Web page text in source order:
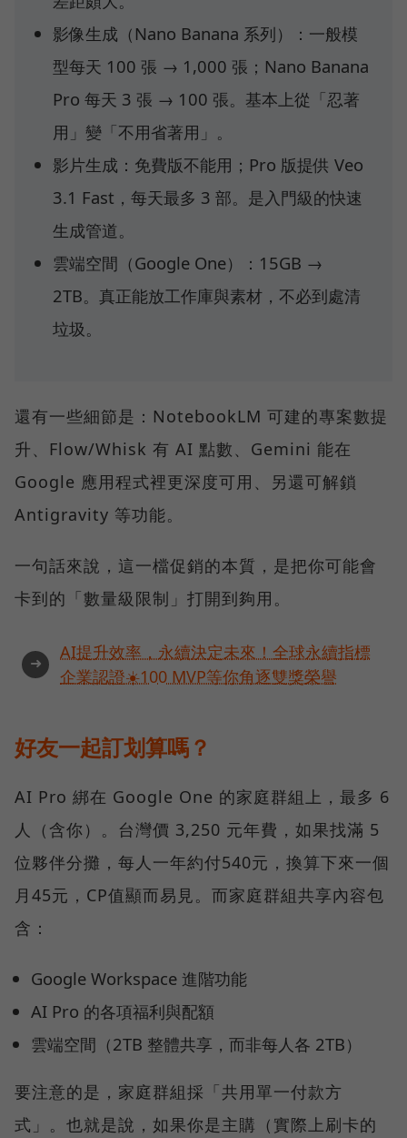
影像生成（Nano Banana 系列）：一般模
型每天 100 張 → 1,000 張；Nano Banana
Pro 每天 3 張 → 100 張。基本上從「忍著
用」變「不用省著用」。
影片生成：免費版不能用；Pro 版提供 Veo
3.1 Fast，每天最多 3 部。是入門級的快速
生成管道。
雲端空間（Google One）：15GB →
2TB。真正能放工作庫與素材，不必到處清
垃圾。
還有一些細節是：NotebookLM 可建的專案數提
升、Flow/Whisk 有 AI 點數、Gemini 能在
Google 應用程式裡更深度可用、另還可解鎖
Antigravity 等功能。
一句話來說，這一檔促銷的本質，是把你可能會
卡到的「數量級限制」打開到夠用。
➜
AI提升效率，永續決定未來！全球永續指標
企業認證☀️100 MVP等你角逐雙獎榮譽
好友一起訂划算嗎？
AI Pro 綁在 Google One 的家庭群組上，最多 6
人（含你）。台灣價 3,250 元年費，如果找滿 5
位夥伴分攤，每人一年約付540元，換算下來一個
月45元，CP值顯而易見。而家庭群組共享內容包
含：
Google Workspace 進階功能
AI Pro 的各項福利與配額
雲端空間（2TB 整體共享，而非每人各 2TB）
要注意的是，家庭群組採「共用單一付款方
式」。也就是說，如果你是主購（實際上刷卡的